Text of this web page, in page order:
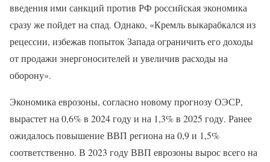
введения ими санкций против РФ российская экономика
сразу же пойдет на спад. Однако, «Кремль выкарабкался из
рецессии, избежав попыток Запада ограничить его доходы
от продажи энергоносителей и увеличив расходы на
оборону».
Экономика еврозоны, согласно новому прогнозу ОЭСР,
вырастет на 0,6% в 2024 году и на 1,3% в 2025 году. Ранее
ожидалось повышение ВВП региона на 0,9 и 1,5%
соответственно. В 2023 году ВВП еврозоны вырос всего на